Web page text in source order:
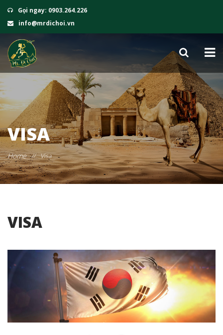
Gọi ngay: 0903.264.226
info@mrdichoi.vn
VISA
Home // Visa
VISA